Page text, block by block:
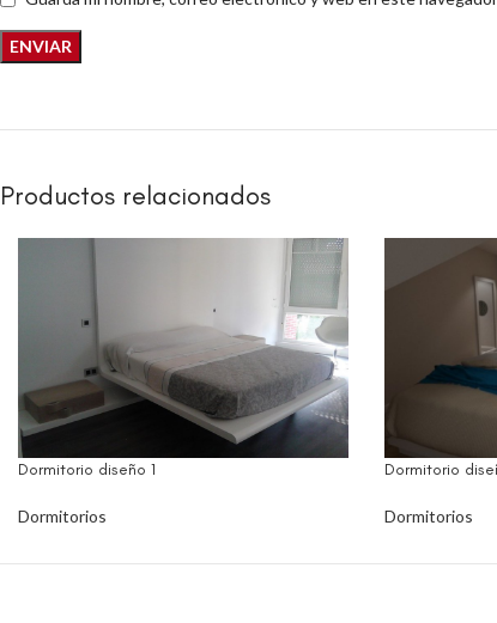
Productos relacionados
Dormitorio diseño 1
Dormitorios
Dormitorio
Dormitorios